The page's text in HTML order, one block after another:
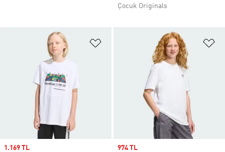
Çocuk Originals
Favori Listesine Ekle
Sale price
1.169 TL Sale price
974 TL